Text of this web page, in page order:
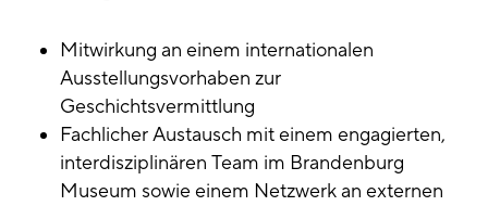
Mitwirkung an einem internationalen
Ausstellungsvorhaben zur
Geschichtsvermittlung
Fachlicher Austausch mit einem engagierten,
interdisziplinären Team im Brandenburg
Museum sowie einem Netzwerk an externen